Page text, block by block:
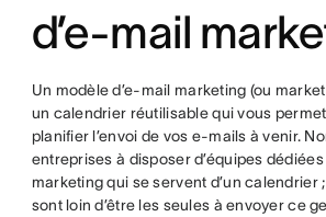
d’e-mail
Un modèle d’e-mail marketing (ou
un calendrier réutilisable qui vous
planifier l’envoi de vos e-mails à venir.
entreprises à disposer d’équipes dédiées
marketing qui se servent d’un calendrier
sont loin d’être les seules à envoyer ce